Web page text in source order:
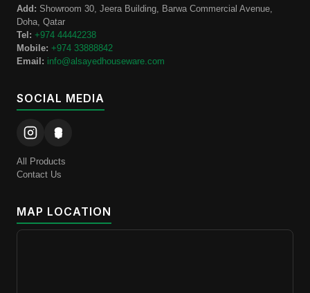
Add: Showroom 30, Jeera Building, Barwa Commercial Avenue,
Doha, Qatar
Tel: +974 44442238
Mobile: +974 33888842
Email: info@alsayedhouseware.com
SOCIAL MEDIA
All Products
Contact Us
MAP LOCATION